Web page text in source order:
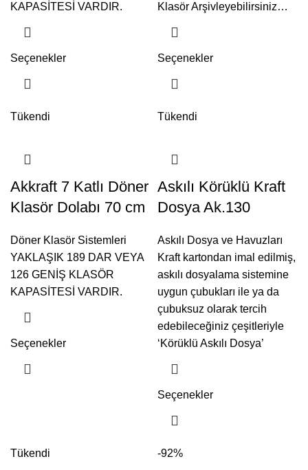
KAPASİTESİ VARDIR.
Seçenekler
Klasör Arşivleyebilirsiniz…
Seçenekler
Tükendi
Akkraft 7 Katlı Döner
Klasör Dolabı 70 cm
Döner Klasör Sistemleri
YAKLAŞIK 189 DAR VEYA
126 GENİŞ KLASÖR
KAPASİTESİ VARDIR.
Seçenekler
Tükendi
Askılı Körüklü Kraft
Dosya Ak.130
Askılı Dosya ve Havuzları
Kraft kartondan imal edilmiş,
askılı dosyalama sistemine
uygun çubukları ile ya da
çubuksuz olarak tercih
edebileceğiniz çeşitleriyle
‘Körüklü Askılı Dosya’
Seçenekler
Tükendi -92%